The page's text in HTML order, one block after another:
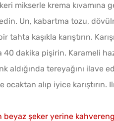
mikserle krema kıvamına
Un, kabartma tozu,
kaşıkla karıştırın.
40 dakika pişirin. Karameli
aldığında tereyağını ilave
ocaktan alıp iyice
beyaz şeker yerine